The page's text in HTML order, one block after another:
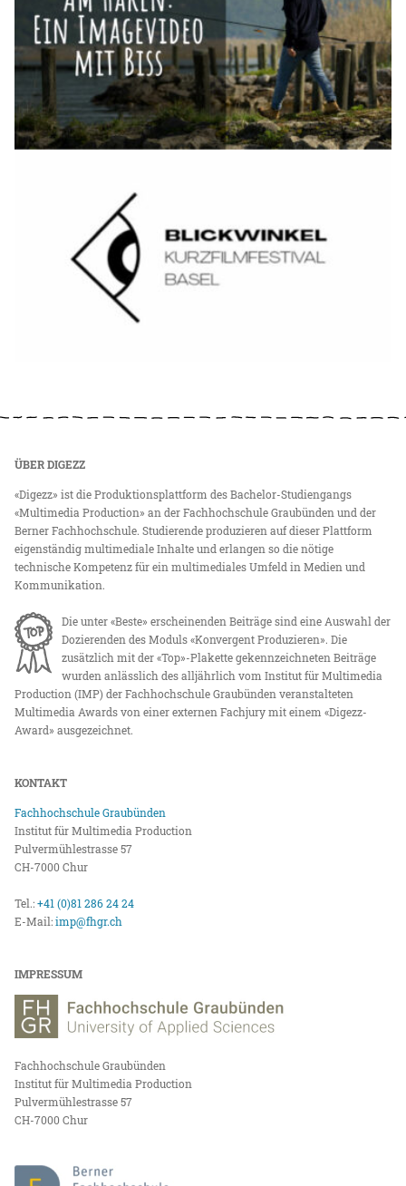
ÜBER DIGEZZ
«Digezz» ist die Produktionsplattform des Bachelor-Studiengangs
«Multimedia Production» an der Fachhochschule Graubünden und der
Berner Fachhochschule. Studierende produzieren auf dieser Plattform
eigenständig multimediale Inhalte und erlangen so die nötige
technische Kompetenz für ein multimediales Umfeld in Medien und
Kommunikation.
Die unter «Beste» erscheinenden Beiträge sind eine Auswahl der
Dozierenden des Moduls «Konvergent Produzieren». Die
zusätzlich mit der «Top»-Plakette gekennzeichneten Beiträge
wurden anlässlich des alljährlich vom Institut für Multimedia
Production (IMP) der Fachhochschule Graubünden veranstalteten
Multimedia Awards von einer externen Fachjury mit einem «Digezz-
Award» ausgezeichnet.
KONTAKT
Fachhochschule Graubünden
Institut für Multimedia Production
Pulvermühlestrasse 57
CH-7000 Chur
Tel.:+41 (0)81 286 24 24
E-Mail:imp@fhgr.ch
IMPRESSUM
Fachhochschule Graubünden
Institut für Multimedia Production
Pulvermühlestrasse 57
CH-7000 Chur